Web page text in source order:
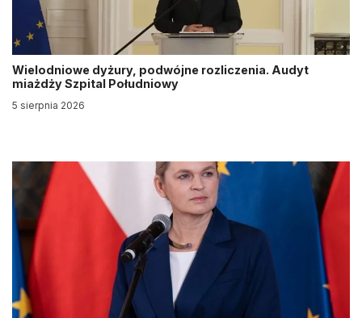
Wielodniowe dyżury, podwójne rozliczenia. Audyt
miażdży Szpital Południowy
5 sierpnia 2026